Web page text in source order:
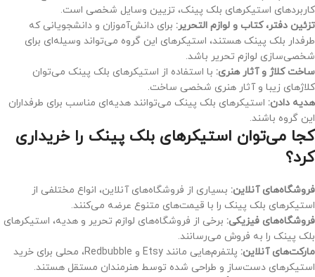
کاربردهای استیکرهای بلک پینک، تزیین وسایل شخصی است.
تزئین دفتر، کتاب و لوازم التحریر: برای دانش‌آموزان و دانشجویانی که
طرفدار بلک پینک هستند، استیکرهای این گروه می‌تواند وسیله‌ای برای
شخصی‌سازی لوازم تحریر باشد.
ساخت کلاژ و آثار هنری: با استفاده از استیکرهای بلک پینک می‌توان
کلاژهای زیبا و آثار هنری شخصی ساخت.
هدیه دادن: استیکرهای بلک پینک می‌توانند هدیه‌ای مناسب برای طرفداران
این گروه باشند.
کجا می‌توان استیکرهای بلک پینک را خریداری
کرد؟
فروشگاه‌های آنلاین: بسیاری از فروشگاه‌های آنلاین، انواع مختلفی از
استیکرهای بلک پینک را با قیمت‌های متنوع عرضه می‌کنند.
فروشگاه‌های فیزیکی: برخی از فروشگاه‌های لوازم تحریر و هدیه، استیکرهای
بلک پینک را به فروش می‌رسانند.
مارکت‌های آنلاین:
پلتفرم‌هایی مانند Etsy و Redbubble، محلی برای خرید
استیکرهای دست‌ساز و طراحی شده توسط هنرمندان مستقل هستند.